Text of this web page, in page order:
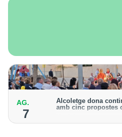
AG.
7
Alcoletge dona
amb cinc propostes
l’astronomia amb